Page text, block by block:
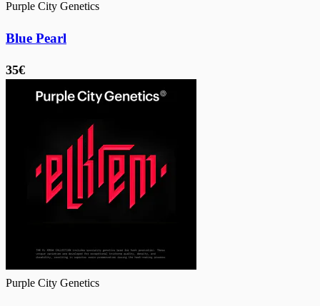
Purple City Genetics
Blue Pearl
35€
Purple City Genetics